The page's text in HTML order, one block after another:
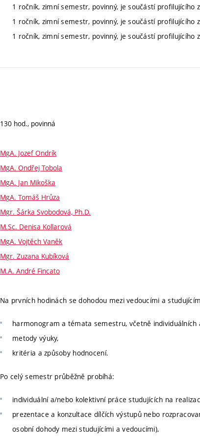
1 ročník, zimní semestr, povinný, je součástí profilujícího
1 ročník, zimní semestr, povinný, je součástí profilujícího
1 ročník, zimní semestr, povinný, je součástí profilujícího
130 hod., povinná
MgA. Jozef Ondrík
MgA. Ondřej Tobola
MgA. Jan Mikoška
MgA. Tomáš Hrůza
Mgr. Šárka Svobodová, Ph.D.
M.Sc. Denisa Kollarová
MgA. Vojtěch Vaněk
Mgr. Zuzana Kubíková
M.A. André Fincato
Na prvních hodinách se dohodou mezi vedoucími a
harmonogram a témata semestru, včetně individuálních
metody výuky,
kritéria a způsoby hodnocení.
Po celý semestr průběžně probíhá:
individuální a/nebo kolektivní práce studujících na
prezentace a konzultace dílčích výstupů nebo
osobní dohody mezi studujícími a vedoucími),